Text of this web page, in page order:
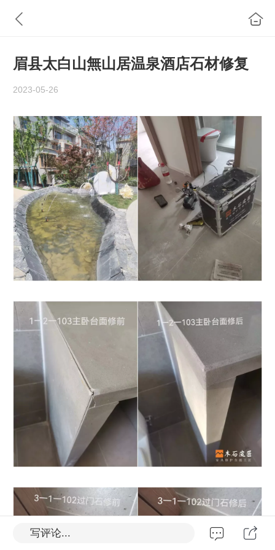
眉县太白山無山居温泉酒店石材修复
2023-05-26
写评论...